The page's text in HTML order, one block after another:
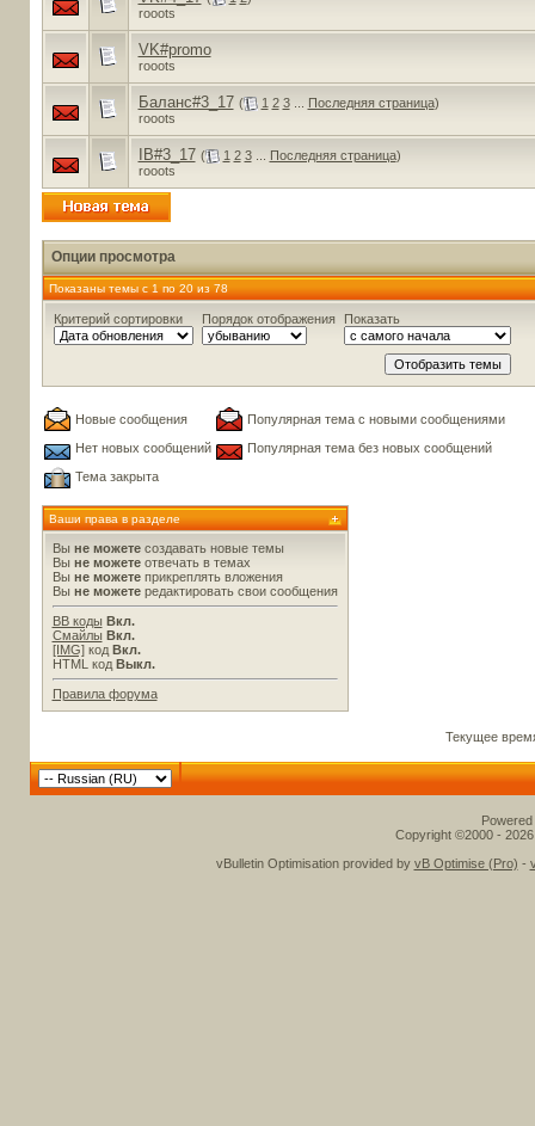
rooots
VK#promo
rooots
Баланс#3_17 ( 1 2 3... Последняя страница)
rooots
IB#3_17 ( 1 2 3... Последняя страница)
rooots
Опции просмотра
Показаны темы с 1 по 20 из 78
Критерий сортировки Порядок отображения Показать
Новые сообщения
Популярная тема с новыми сообщениями
Нет новых сообщений
Популярная тема без новых сообщений
Тема закрыта
Ваши права в разделе
Вы не можетесоздавать новые темы
Вы не можетеотвечать в темах
Вы не можетеприкреплять вложения
Вы не можетередактировать свои сообщения
BB коды Вкл.
Смайлы Вкл.
[IMG]код Вкл.
HTML код Выкл.
Правила форума
Текущее
Copyright ©2000 -
vBulletin Optimisation provided by vB Optimise (Pro) -